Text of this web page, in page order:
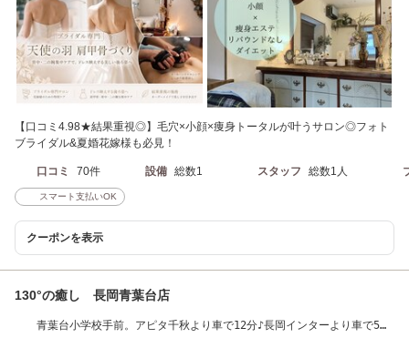
【口コミ4.98★結果重視◎】毛穴×小顔×痩身トータルが叶うサロン◎フォト
ブライダル&夏婚花嫁様も必見！
口コミ 70件 設備 総数1 スタッフ 総数1人
スマート支払いOK
クーポンを表示
130°の癒し 長岡青葉台店
青葉台小学校手前。アピタ千秋より車で12分♪長岡インターより車で5分